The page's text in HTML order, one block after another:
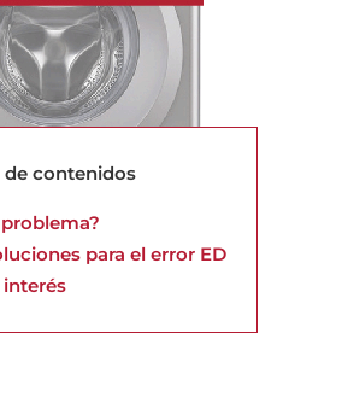
de contenidos
para el error ED
interés